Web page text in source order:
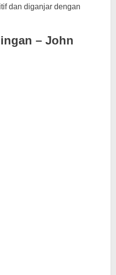
dan diganjar dengan
– John